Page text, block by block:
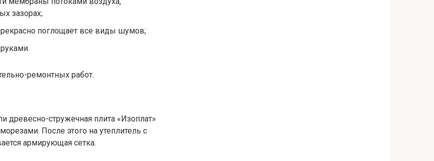
зазорах;
поглощает все виды шумов;
ремонтных работ.
древесно-стружечная плита «Изоплат»
После этого на утеплитель с
армирующая сетка.